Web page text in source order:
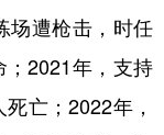
场遭枪击，时任
2021年，支持
亡；2022年，